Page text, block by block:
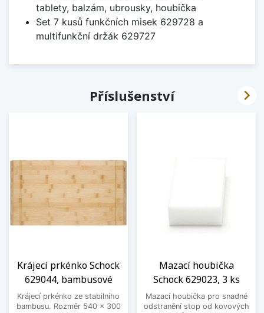
tablety, balzám, ubrousky, houbička
Set 7 kusů funkčních misek 629728 a
multifunkční držák 629727
Příslušenství
Krájecí prkénko Schock
629044, bambusové
Krájecí prkénko ze stabilního
bambusu. Rozměr 540 x 300
Mazací houbička
Schock 629023, 3 ks
Mazací houbička pro snadné
odstranění stop od kovových
